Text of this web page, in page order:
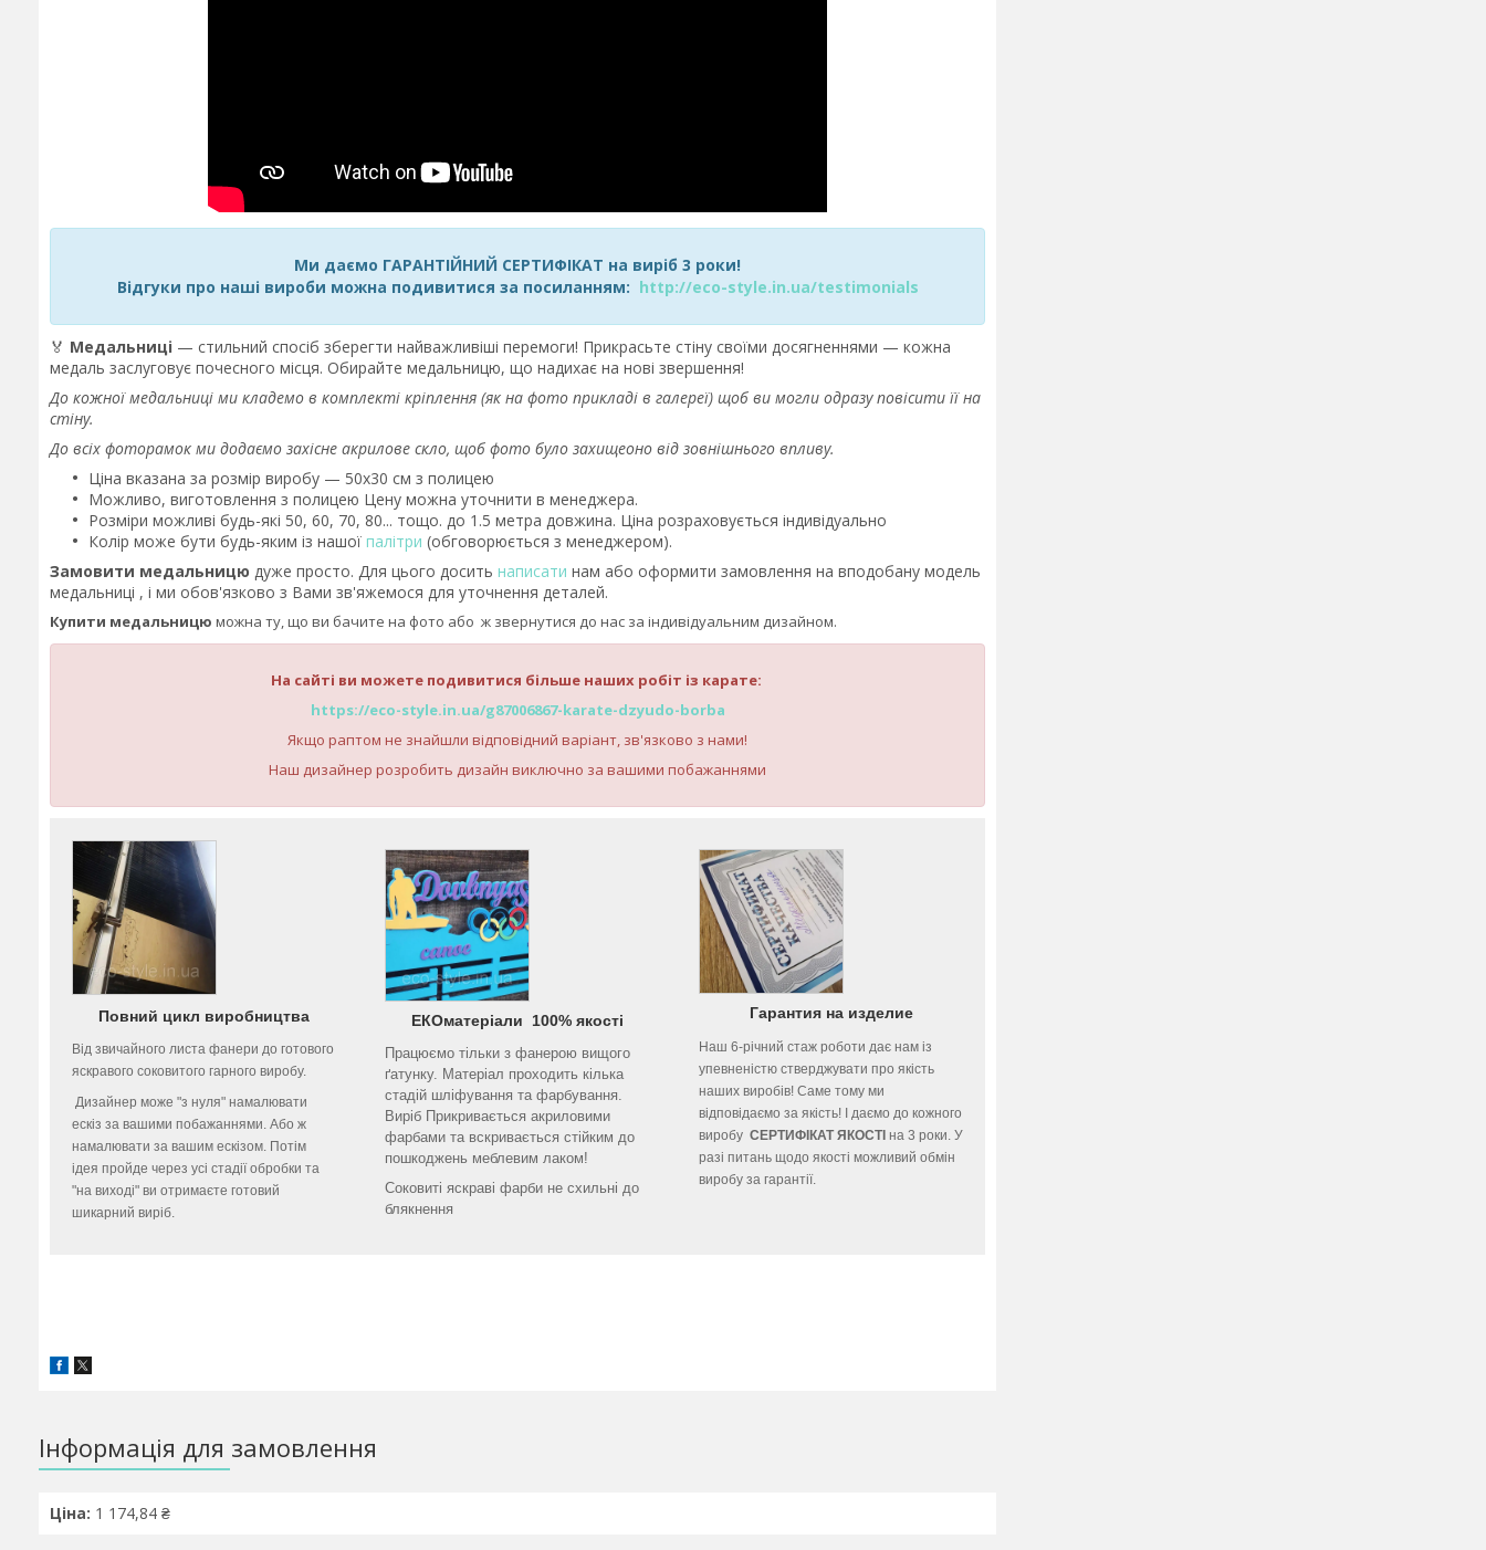
Ми даємо ГАРАНТІЙНИЙ СЕРТИФІКАТ на виріб 3 роки!
Відгуки про наші вироби можна подивитися за посиланням: http://eco-style.in.ua/testimonials
🏅 Медальниці — стильний спосіб зберегти найважливіші перемоги! Прикрасьте стіну своїми досягненнями — кожна
медаль заслуговує почесного місця. Обирайте медальницю, що надихає на нові звершення!
До кожної медальниці ми кладемо в комплекті кріплення (як на фото прикладі в галереї) щоб ви могли одразу повісити її на
стіну.
До всіх фоторамок ми додаємо захісне акрилове скло, щоб фото було захищеоно від зовнішнього впливу.
Ціна вказана за розмір виробу — 50х30 см з полицею
Можливо, виготовлення з полицею Цену можна уточнити в менеджера.
Розміри можливі будь-які 50, 60, 70, 80... тощо. до 1.5 метра довжина. Ціна розраховується індивідуально
Колір може бути будь-яким із нашої палітри (обговорюється з менеджером).
Замовити медальницю дуже просто. Для цього досить написати нам або оформити замовлення на вподобану модель
медальниці , і ми обов'язково з Вами зв'яжемося для уточнення деталей.
Купити медальницю можна ту, що ви бачите на фото або ж звернутися до нас за індивідуальним дизайном.
На сайті ви можете подивитися більше наших робіт із карате:
https://eco-style.in.ua/g87006867-karate-dzyudo-borba
Якщо раптом не знайшли відповідний варіант, зв'язково з нами!
Наш дизайнер розробить дизайн виключно за вашими побажаннями
Повний цикл виробництва
Від звичайного листа фанери до готового
яскравого соковитого гарного виробу.
Дизайнер може "з нуля" намалювати
ескіз за вашими побажаннями. Або ж
намалювати за вашим ескізом. Потім
ідея пройде через усі стадії обробки та
"на виході" ви отримаєте готовий
шикарний виріб.
ЕКОматеріали 100% якості
Працюємо тільки з фанерою вищого
ґатунку. Матеріал проходить кілька
стадій шліфування та фарбування.
Виріб Прикривається акриловими
фарбами та вскривається стійким до
пошкоджень меблевим лаком!
Соковиті яскраві фарби не схильні до
блякнення
Гарантия на изделие
Наш 6-річний стаж роботи дає нам із
упевненістю стверджувати про якість
наших виробів! Саме тому ми
відповідаємо за якість! І даємо до кожного
виробу СЕРТИФІКАТ ЯКОСТІ на 3 роки. У
разі питань щодо якості можливий обмін
виробу за гарантії.
Інформація для замовлення
Ціна: 1 174,84 ₴